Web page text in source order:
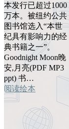
本发行已超过1000
万本。被纽约公共
图书馆选入“本世
纪具有影响力的经
典书籍之一”。
Goodnight Moon晚
安,月亮(PDF MP3
ppt) 书…
阅读绘本